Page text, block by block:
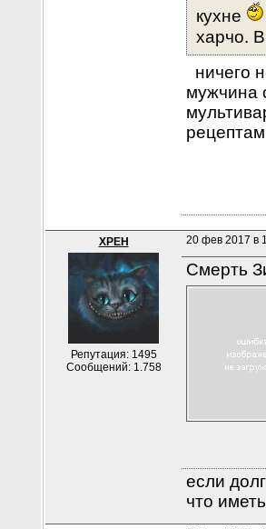
кухне
харчо.
ничего
мужчина
XPEH
Репутация: 1495
Сообщений: 1.758
20 фев 2017 в
Смерть
если
что